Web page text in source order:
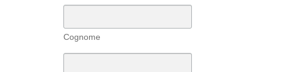
Cognome